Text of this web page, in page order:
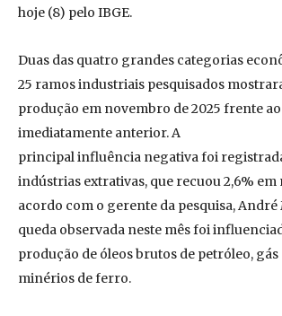
hoje (8) pelo IBGE.
Duas das quatro grandes categorias
25 ramos industriais pesquisados
produção em novembro de 2025 frente
imediatamente anterior. A
principal influência negativa foi
indústrias extrativas, que recuou 2,6% em
acordo com o gerente da pesquisa, André
queda observada neste mês foi
produção de óleos brutos de petróleo,
minérios de ferro.